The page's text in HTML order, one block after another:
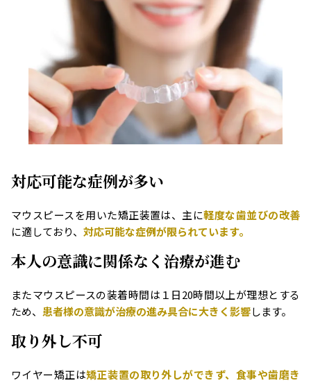
対応可能な症例が多い
マウスピースを用いた矯正装置は、主に軽度な歯並びの改善
に適しており、 対応可能な症例が限られています。
本人の意識に関係なく治療が進む
またマウスピースの装着時間は１日20時間以上が理想とする
ため、 患者様の意識が治療の進み具合に大きく影響します。
取り外し不可
ワイヤー矯正は矯正装置の取り外しができず、食事や歯磨き